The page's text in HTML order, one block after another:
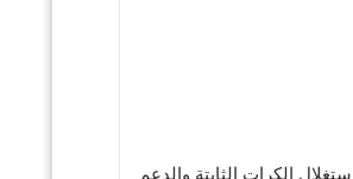
الكرات الثابتة والدعم